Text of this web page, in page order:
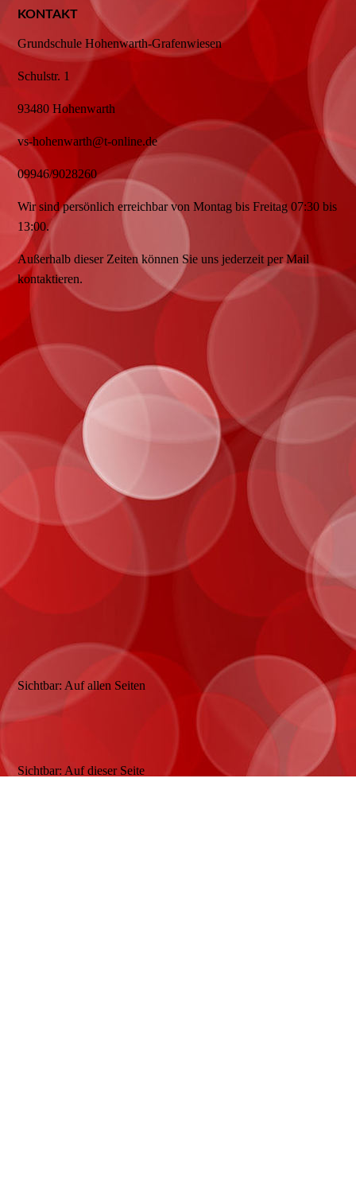
KONTAKT
Grundschule Hohenwarth-Grafenwiesen
Schulstr. 1
93480 Hohenwarth
vs-hohenwarth@t-online.de
09946/9028260
Wir sind persönlich erreichbar von Montag bis Freitag 07:30 bis
13:00.
Außerhalb dieser Zeiten können Sie uns jederzeit per Mail
kontaktieren.
Sichtbar: Auf allen Seiten
Sichtbar: Auf dieser Seite